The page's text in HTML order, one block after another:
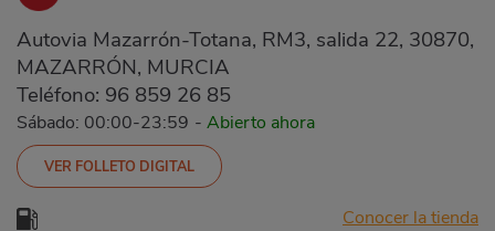
Autovia Mazarrón-Totana, RM3, salida 22, 30870,
MAZARRÓN, MURCIA
Teléfono: 96 859 26 85
Sábado: 00:00-23:59 - Abierto ahora
VER FOLLETO DIGITAL
Conocer la tienda